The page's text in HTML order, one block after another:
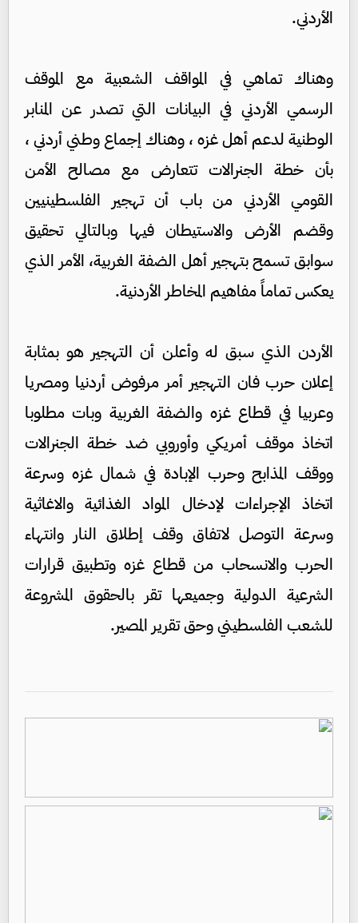
الأردني.
وهناك تماهي في المواقف الشعبية مع الموقف
الرسمي الأردني في البيانات التي تصدر عن المنابر
الوطنية لدعم أهل غزه ، وهناك إجماع وطني أردني ،
بأن خطة الجنرالات تتعارض مع مصالح الأمن
القومي الأردني من باب أن تهجير الفلسطينيين
وقضم الأرض والاستيطان فيها وبالتالي تحقيق
سوابق تسمح بتهجير أهل الضفة الغربية، الأمر الذي
يعكس تماماً مفاهيم المخاطر الأردنية.
الأردن الذي سبق له وأعلن أن التهجير هو بمثابة
إعلان حرب فان التهجير أمر مرفوض أردنيا ومصريا
وعربيا في قطاع غزه والضفة الغربية وبات مطلوبا
اتخاذ موقف أمريكي وأوروبي ضد خطة الجنرالات
ووقف المذابح وحرب الإبادة في شمال غزه وسرعة
اتخاذ الإجراءات لإدخال المواد الغذائية والاغاثية
وسرعة التوصل لاتفاق وقف إطلاق النار وانتهاء
الحرب والانسحاب من قطاع غزه وتطبيق قرارات
الشرعية الدولية وجميعها تقر بالحقوق المشروعة
للشعب الفلسطيني وحق تقرير المصير.